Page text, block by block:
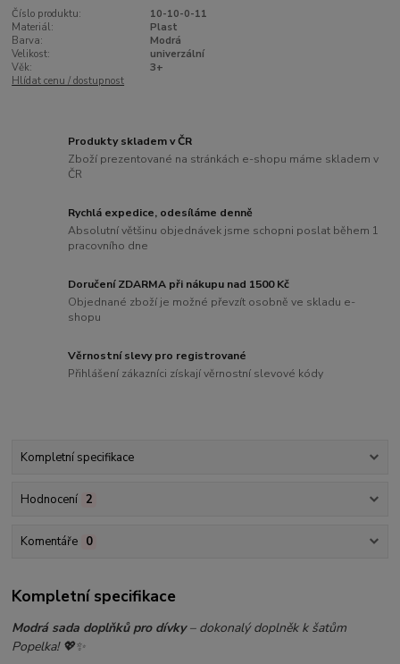
Číslo produktu:
10-10-0-11
Materiál:
Plast
Barva:
Modrá
Velikost:
univerzální
Věk:
3+
Hlídat cenu / dostupnost
Produkty skladem v ČR
Zboží prezentované na stránkách e-shopu máme skladem v
ČR
Rychlá expedice, odesíláme denně
Absolutní většinu objednávek jsme schopni poslat během 1
pracovního dne
Doručení ZDARMA při nákupu nad 1500 Kč
Objednané zboží je možné převzít osobně ve skladu e-
shopu
Věrnostní slevy pro registrované
Přihlášení zákazníci získají věrnostní slevové kódy
Kompletní specifikace
Hodnocení 2
Komentáře 0
Kompletní specifikace
Modrá sada doplňků pro dívky– dokonalý doplněk k šatům
Popelka! 💖✨